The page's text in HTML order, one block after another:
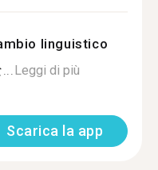
linguistico
Leggi di più
Scarica la app